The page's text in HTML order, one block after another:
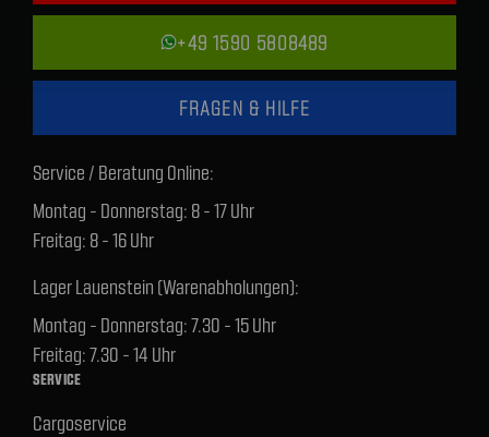
+49 1590 5808489
FRAGEN & HILFE
Service / Beratung Online:
Montag - Donnerstag: 8 - 17 Uhr
Freitag: 8 - 16 Uhr
Lager Lauenstein (Warenabholungen):
Montag - Donnerstag: 7.30 - 15 Uhr
Freitag: 7.30 - 14 Uhr
SERVICE
Cargoservice